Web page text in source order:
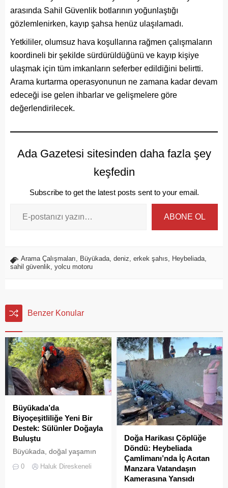
arasında Sahil Güvenlik botlarının yoğunlaştığı
gözlemlenirken, kayıp şahsa henüz ulaşılamadı.
Yetkililer, olumsuz hava koşullarına rağmen çalışmaların
koordineli bir şekilde sürdürüldüğünü ve kayıp kişiye
ulaşmak için tüm imkanların seferber edildiğini belirtti.
Arama kurtarma operasyonunun ne zamana kadar devam
edeceği ise gelen ihbarlar ve gelişmelere göre
değerlendirilecek.
Ada Gazetesi sitesinden daha fazla şey
keşfedin
Subscribe to get the latest posts sent to your email.
ABONE OL
Arama Çalışmaları Büyükada deniz erkek şahıs Heybeliada
sahil güvenlik yolcu motoru
Benzer Konular
Büyükada’da
Biyoçeşitliliğe Yeni Bir
Destek: Sülünler Doğayla
Buluştu
Büyükada, doğal yaşamın
korunması ve biyolojik
çeşitliliğin
0 Haluk Direskeneli
Doğa Harikası Çöplüğe
Döndü: Heybeliada
Çamlimanı’nda İç Acıtan
Manzara Vatandaşın
Kamerasına Yansıdı